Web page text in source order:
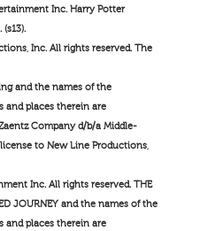
Inc. Harry Potter
Inc. All rights reserved. The
and the names of the
and places therein are
Company d/b/a Middle-
to New Line Productions,
Inc. All rights reserved. THE
JOURNEY and the names of the
and places therein are